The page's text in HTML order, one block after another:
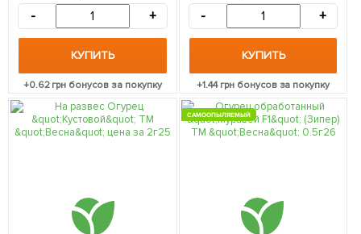
- +
КУПИТЬ
+0.62грн бонусов за покупку
- +
КУПИТЬ
+1.44грн бонусов за покупку
САМООПЫЛЯЕМЫЙ